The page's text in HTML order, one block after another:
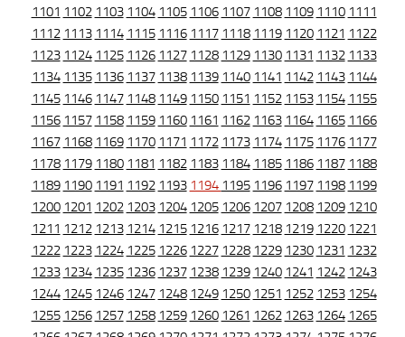
1101 1102 1103 1104 1105 1106 1107 1108 1109 1110 1111
1112 1113 1114 1115 1116 1117 1118 1119 1120 1121 1122
1123 1124 1125 1126 1127 1128 1129 1130 1131 1132 1133
1134 1135 1136 1137 1138 1139 1140 1141 1142 1143 1144
1145 1146 1147 1148 1149 1150 1151 1152 1153 1154 1155
1156 1157 1158 1159 1160 1161 1162 1163 1164 1165 1166
1167 1168 1169 1170 1171 1172 1173 1174 1175 1176 1177
1178 1179 1180 1181 1182 1183 1184 1185 1186 1187 1188
1189 1190 1191 1192 1193 1194 1195 1196 1197 1198 1199
1200 1201 1202 1203 1204 1205 1206 1207 1208 1209 1210
1211 1212 1213 1214 1215 1216 1217 1218 1219 1220 1221
1222 1223 1224 1225 1226 1227 1228 1229 1230 1231 1232
1233 1234 1235 1236 1237 1238 1239 1240 1241 1242 1243
1244 1245 1246 1247 1248 1249 1250 1251 1252 1253 1254
1255 1256 1257 1258 1259 1260 1261 1262 1263 1264 1265